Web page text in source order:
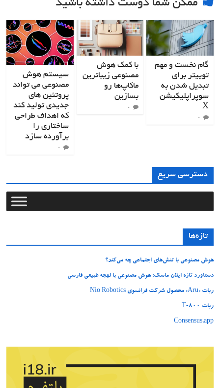
ممکن شما دوست داشته باشید
گام نخست و مهم
توییتر برای
تبدیل‌ شدن به
سوپراپلیکیشن
X
۰
با کمک هوش
مصنوعی زیباترین
ماکاپ‌ها رو
بسازین
۰
سیستم هوش
مصنوعی می تواند
پروتئین های
جدیدی تولید کند
که اهداف طراحی
ساختاری را
برآورده سازد
۰
دسترسی سریع
تازه‌ها
هوش مصنوعی با تنش‌های اجتماعی چه می‌کند؟
دستاورد تازه ایلان ماسک؛ هوش مصنوعی با لهجه طبیعی فارسی
ربات «Aru» محصول شرکت فرانسوی Nio Robotics
ربات T‑800
Consensus.app